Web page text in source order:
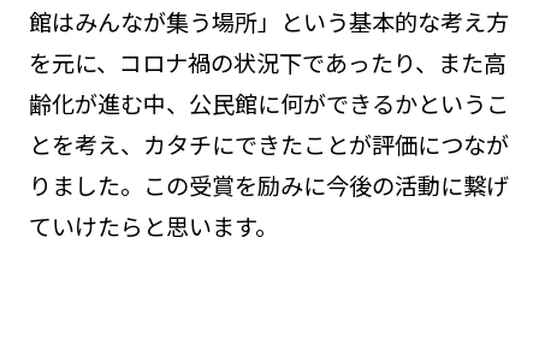
館はみんなが集う場所」という基本的な考え方
を元に、コロナ禍の状況下であったり、また高
齢化が進む中、公民館に何ができるかというこ
とを考え、カタチにできたことが評価につなが
りました。この受賞を励みに今後の活動に繋げ
ていけたらと思います。